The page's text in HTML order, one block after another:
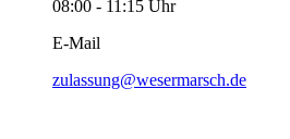
08:00 - 11:15 Uhr
E-Mail
zulassung@wesermarsch.de